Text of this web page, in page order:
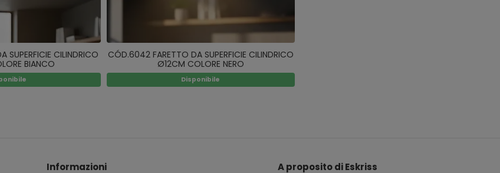
SUPERFICIE CILINDRICO
BIANCO
CÓD.6042 FARETTO DA SUPERFICIE CILINDRICO
Ø12CM COLORE NERO
Disponibile
Informazioni A proposito di Eskriss